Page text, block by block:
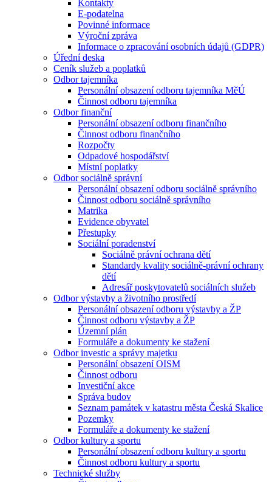
Kontakty
E-podatelna
Povinné informace
Výroční zpráva
Informace o zpracování osobních údajů (GDPR)
Úřední deska
Ceník služeb a poplatků
Odbor tajemníka
Personální obsazení odboru tajemníka MěÚ
Činnost odboru tajemníka
Odbor finanční
Personální obsazení odboru finančního
Činnost odboru finančního
Rozpočty
Odpadové hospodářství
Místní poplatky
Odbor sociálně správní
Personální obsazení odboru sociálně správního
Činnost odboru sociálně správního
Matrika
Evidence obyvatel
Přestupky
Sociální poradenství
Sociálně právní ochrana dětí
Standardy kvality sociálně-právní ochrany
dětí
Adresář poskytovatelů sociálních služeb
Odbor výstavby a životního prostředí
Personální obsazení odboru výstavby a ŽP
Činnost odboru výstavby a ŽP
Územní plán
Formuláře a dokumenty ke stažení
Odbor investic a správy majetku
Personální obsazení OISM
Činnost odboru
Investiční akce
Správa budov
Seznam památek v katastru města Česká Skalice
Pozemky
Formuláře a dokumenty ke stažení
Odbor kultury a sportu
Personální obsazení odboru kultury a sportu
Činnost odboru kultury a sportu
Technické služby